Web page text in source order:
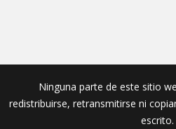
Ninguna parte de este sitio
redistribuirse, retransmitirse ni
escrito.